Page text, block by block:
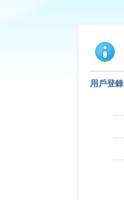
用戶登錄